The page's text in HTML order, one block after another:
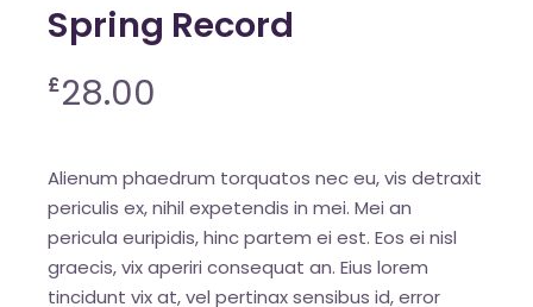
Spring Record
£28.00
Alienum phaedrum torquatos nec eu, vis detraxit
periculis ex, nihil expetendis in mei. Mei an
pericula euripidis, hinc partem ei est. Eos ei nisl
graecis, vix aperiri consequat an. Eius lorem
tincidunt vix at, vel pertinax sensibus id, error